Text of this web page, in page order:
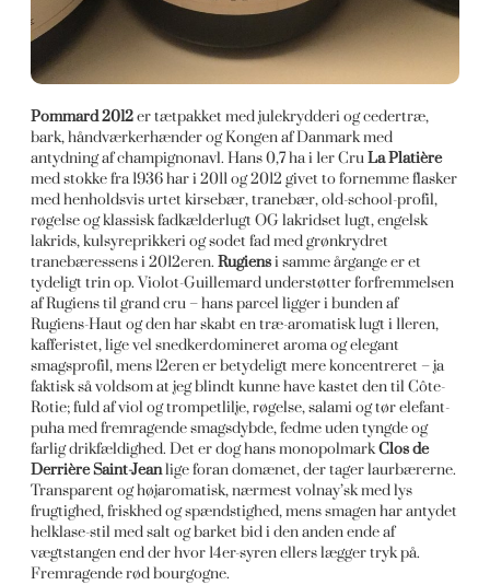
Pommard 2012er tætpakket med julekrydderi og cedertræ,
bark, håndværkerhænder og Kongen af Danmark med
antydning af champignonavl. Hans 0,7 ha i 1er CruLa Platière
med stokke fra 1936 har i 2011 og 2012 givet to fornemme flasker
med henholdsvis urtet kirsebær, tranebær, old-school-profil,
røgelse og klassisk fadkælderlugt OG lakridset lugt, engelsk
lakrids, kulsyreprikkeri og sodet fad med grønkrydret
tranebæressens i 2012eren.Rugiensi samme årgange er et
tydeligt trin op. Violot-Guillemard understøtter forfremmelsen
af Rugiens til grand cru – hans parcel ligger i bunden af
Rugiens-Haut og den har skabt en træ-aromatisk lugt i 11eren,
kafferistet, lige vel snedkerdomineret aroma og elegant
smagsprofil, mens 12eren er betydeligt mere koncentreret – ja
faktisk så voldsom at jeg blindt kunne have kastet den til Côte-
Rotie; fuld af viol og trompetlilje, røgelse, salami og tør elefant-
puha med fremragende smagsdybde, fedme uden tyngde og
farlig drikfældighed. Det er dog hans monopolmarkClos de
Derrière Saint-Jeanlige foran domænet, der tager laurbærerne.
Transparent og højaromatisk, nærmest volnay’sk med lys
frugtighed, friskhed og spændstighed, mens smagen har antydet
helklase-stil med salt og barket bid i den anden ende af
vægtstangen end der hvor 14er-syren ellers lægger tryk på.
Fremragende rød bourgogne.